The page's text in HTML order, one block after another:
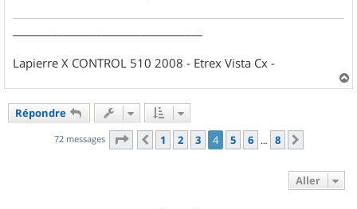
Lapierre X CONTROL 510 2008 - Etrex Vista Cx -
a
Répondre
72 messages Page 4sur8
Précédent
1 2 3 4 5 6 … 8
Aller